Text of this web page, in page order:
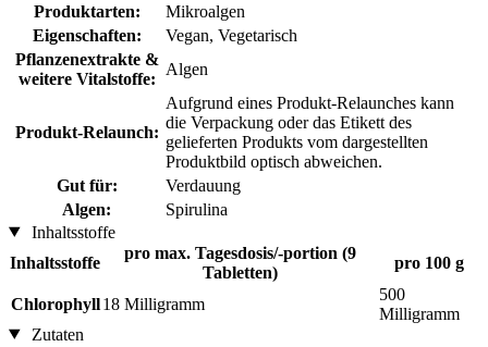
Produktarten:
Mikroalgen
Eigenschaften:
Vegan, Vegetarisch
Pflanzenextrakte &
weitere Vitalstoffe:
Algen
Produkt-Relaunch:
Aufgrund eines Produkt-Relaunches kann
die Verpackung oder das Etikett des
gelieferten Produkts vom dargestellten
Produktbild optisch abweichen.
Gut für:
Verdauung
Algen:
Spirulina
Inhaltsstoffe
Inhaltsstoffe
pro max. Tagesdosis/-portion (9
Tabletten)
pro 100 g
Chlorophyll 18 Milligramm
500
Milligramm
Zutaten